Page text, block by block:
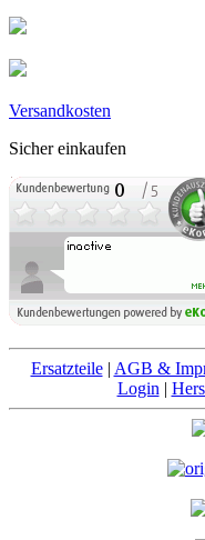
Versandkosten
Sicher einkaufen
Ersatzteile| AGB &
Login |